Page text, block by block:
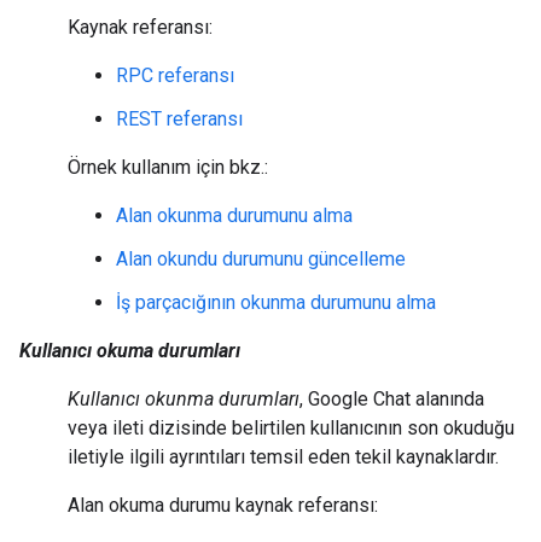
Kaynak referansı:
RPC referansı
REST referansı
Örnek kullanım için bkz.:
Alan okunma durumunu alma
Alan okundu durumunu güncelleme
İş parçacığının okunma durumunu alma
Kullanıcı okuma durumları
Kullanıcı okunma durumları, Google Chat alanında
veya ileti dizisinde belirtilen kullanıcının son okuduğu
iletiyle ilgili ayrıntıları temsil eden tekil kaynaklardır.
Alan okuma durumu kaynak referansı: